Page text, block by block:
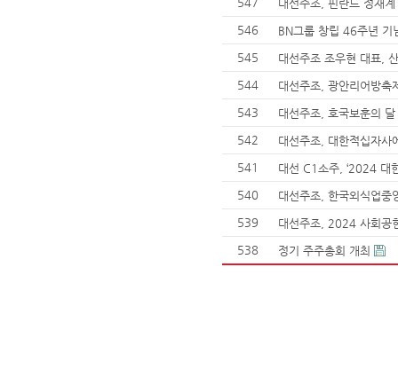
대선주조, 핀란드 정재
546
BN그룹 창립 46주년 기
545
대선주조 조우현 대표,
544
대선주조, 광안리어방축
543
대선주조, 호국보훈의
542
대선주조, 대한적십자
541
대선 C1소주, ‘2024 대
540
대선주조, 한국외식업중
539
대선주조, 2024 사회공
538
정기 주주총회 개최